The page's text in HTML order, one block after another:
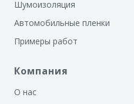
Шумоизоляция
Автомобильные пленки
Примеры работ
Компания
О нас